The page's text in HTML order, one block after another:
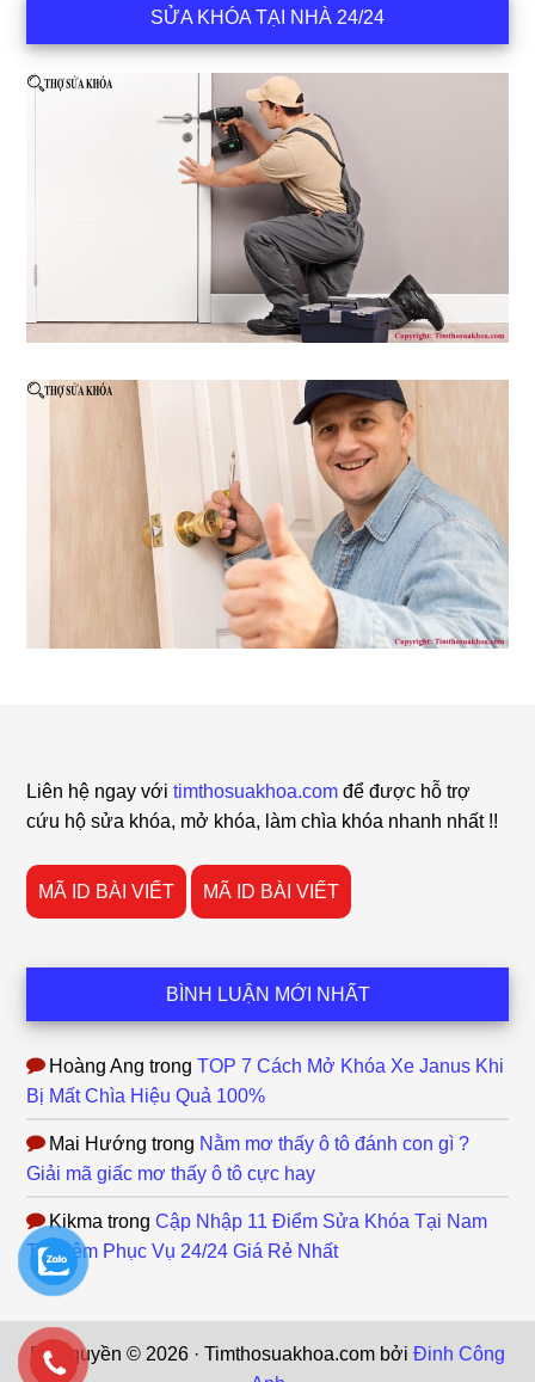
SỬA KHÓA TẠI NHÀ 24/24
Liên hệ ngay vớitimthosuakhoa.com để được hỗ trợ
cứu hộ sửa khóa, mở khóa, làm chìa khóa nhanh nhất !!
MÃ ID BÀI VIẾT MÃ ID BÀI VIẾT
BÌNH LUẬN MỚI NHẤT
Hoàng Ang trongTOP 7 Cách Mở Khóa Xe Janus Khi
Bị Mất Chìa Hiệu Quả 100%
Mai Hướng trong Nằm mơ thấy ô tô đánh con gì ?
Giải mã giấc mơ thấy ô tô cực hay
Kikma trongCập Nhập 11 Điểm Sửa Khóa Tại Nam
Từ Liêm Phục Vụ 24/24 Giá Rẻ Nhất
Bản quyền © 2026 · Timthosuakhoa.com bởi Đinh Công